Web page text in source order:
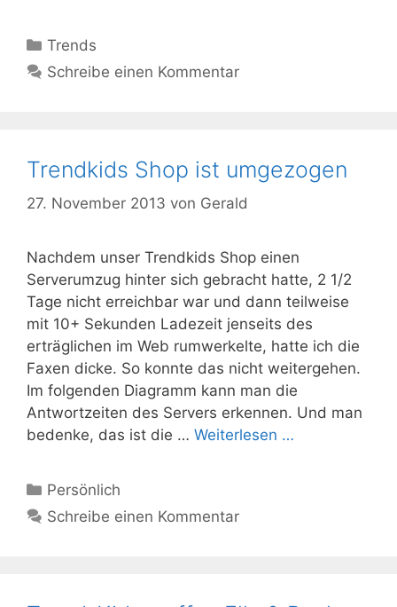
Kategorien
Trends
Schreibe einen Kommentar
Trendkids Shop ist umgezogen
27. November 2013 von Gerald
Nachdem unser Trendkids Shop einen
Serverumzug hinter sich gebracht hatte, 2 1/2
Tage nicht erreichbar war und dann teilweise
mit 10+ Sekunden Ladezeit jenseits des
erträglichen im Web rumwerkelte, hatte ich die
Faxen dicke. So konnte das nicht weitergehen.
Im folgenden Diagramm kann man die
Antwortzeiten des Servers erkennen. Und man
bedenke, das ist die … Weiterlesen …
Kategorien
Persönlich
Schreibe einen Kommentar